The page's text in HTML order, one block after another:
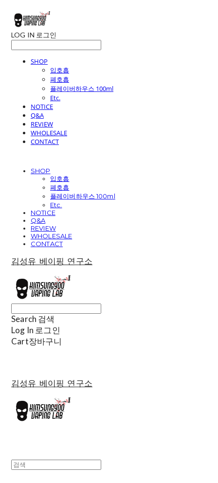
LOG IN 로그인
SHOP
입호흡
폐호흡
플레이버하우스 100ml
Etc.
NOTICE
Q&A
REVIEW
WHOLESALE
CONTACT
SHOP
입호흡
폐호흡
플레이버하우스 100ml
Etc.
NOTICE
Q&A
REVIEW
WHOLESALE
CONTACT
김성유 베이핑 연구소
Search 검색
Log In 로그인
Cart장바구니
김성유 베이핑 연구소